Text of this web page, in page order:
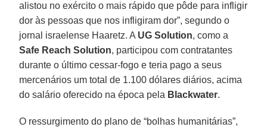
alistou no exército o mais rápido que pôde para infligir
dor às pessoas que nos infligiram dor”, segundo o
jornal israelense Haaretz. A UG Solution, como a
Safe Reach Solution, participou com contratantes
durante o último cessar-fogo e teria pago a seus
mercenários um total de 1.100 dólares diários, acima
do salário oferecido na época pela Blackwater.
O ressurgimento do plano de “bolhas humanitárias”,